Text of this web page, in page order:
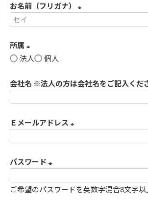
須
)
お名前（フリガナ）
(
所属
(
須
)
法人 個人
会社名 ※法人の方は会社名をご記入くだ
Ｅメールアドレス
(
須
)
パスワード
(
必
ご希望のパスワードを英数字混合8文字以